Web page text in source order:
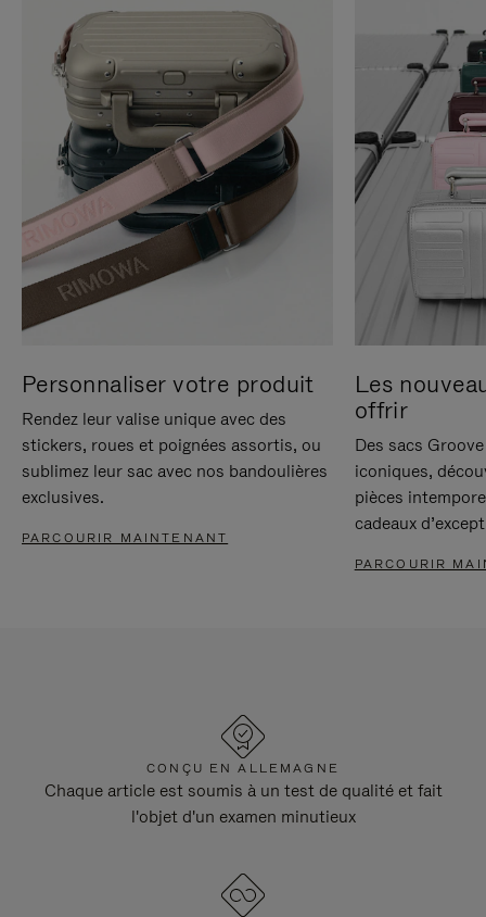
Personnaliser votre produit
Rendez leur valise unique avec des
stickers, roues et poignées assortis, ou
sublimez leur sac avec nos bandoulières
exclusives.
PARCOURIR MAINTENANT
Les
offrir
Des sacs
iconiques,
pièces
cadeaux
PARCOURIR
CONÇU EN ALLEMAGNE
Chaque article est soumis à un test de qualité et fait
l'objet d'un examen minutieux